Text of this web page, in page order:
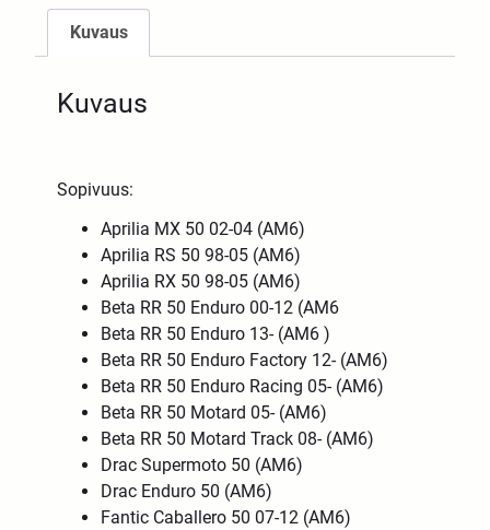
Kuvaus
Kuvaus
Sopivuus:
Aprilia MX 50 02-04 (AM6)
Aprilia RS 50 98-05 (AM6)
Aprilia RX 50 98-05 (AM6)
Beta RR 50 Enduro 00-12 (AM6
Beta RR 50 Enduro 13- (AM6 )
Beta RR 50 Enduro Factory 12- (AM6)
Beta RR 50 Enduro Racing 05- (AM6)
Beta RR 50 Motard 05- (AM6)
Beta RR 50 Motard Track 08- (AM6)
Drac Supermoto 50 (AM6)
Drac Enduro 50 (AM6)
Fantic Caballero 50 07-12 (AM6)